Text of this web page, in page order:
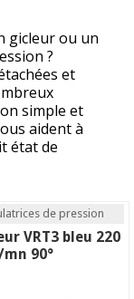
gicleur ou un
?
et
simple et
aident à
état de
de pression
VRT3 bleu 220
mn 90°